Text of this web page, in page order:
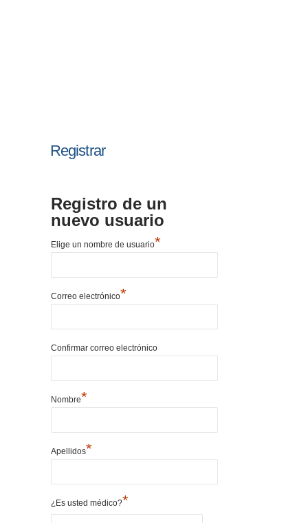
Registrar
Registro de un
nuevo usuario
Elige un nombre de usuario*
Correo electrónico*
Confirmar correo electrónico
Nombre*
Apellidos*
¿Es usted médico?*